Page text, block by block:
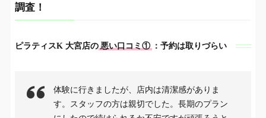
調査！
ピラティスK 大宮店の 悪い口コミ① ：予約は取りづらい
体験に行きましたが、店内は清潔感がありま
す。スタッフの方は親切でした。長期のプラン